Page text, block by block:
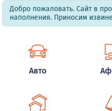
Добро пожаловать. Сайт в
наполнения. Приносим
Авто